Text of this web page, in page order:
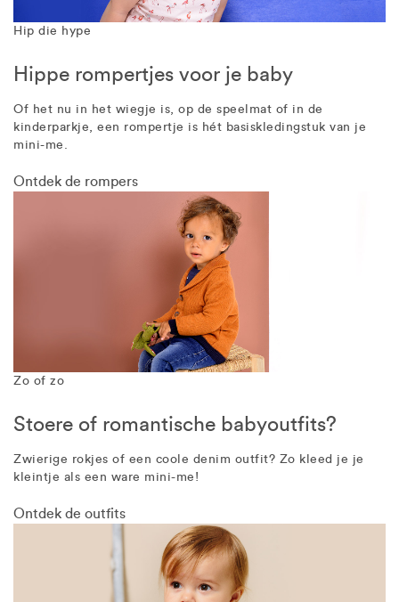
Hip die hype
Hippe rompertjes voor je baby
Of het nu in het wiegje is, op de speelmat of in de
kinderparkje, een rompertje is hét basiskledingstuk van je
mini-me.
Ontdek de rompers
Zo of zo
Stoere of romantische babyoutfits?
Zwierige rokjes of een coole denim outfit? Zo kleed je je
kleintje als een ware mini-me!
Ontdek de outfits